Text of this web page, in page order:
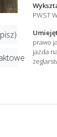
PWST
prawo
jazda